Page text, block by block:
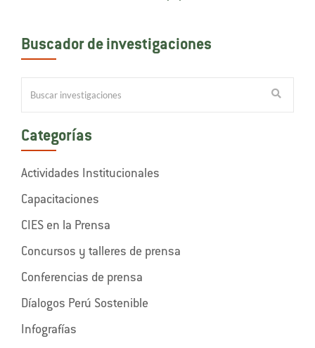
Buscador de investigaciones
Categorías
Actividades Institucionales
Capacitaciones
CIES en la Prensa
Concursos y talleres de prensa
Conferencias de prensa
Díalogos Perú Sostenible
Infografías